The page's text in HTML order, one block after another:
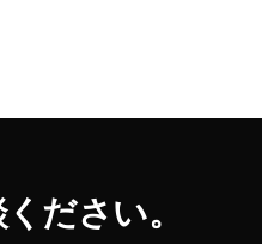
ださい。